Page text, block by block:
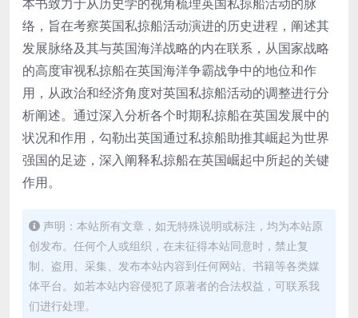
络，旨在考察英国私掠船活动演进的历史进程，阐述其
发展脉络及其与英国海洋战略的内在联系，从国家战略
的高度审视私掠船在英国海洋争霸战争中的地位和作
用，从政治和经济角度对英国私掠船活动的调整进行分
析阐述。通过深入分析各个时期私掠船在英国发展中的
状况和作用，勾勒出英国通过私掠船助推其崛起为世界
强国的足迹，深入阐释私掠船在英国崛起中所起的关键
作用。
声明：本站所有文章，如无特殊说明或标注，均为本站原
创发布。任何个人或组织，在未征得本站同意时，禁止复
制、盗用、采集、发布本站内容到任何网站、书籍等各类媒
体平台。如若本站内容侵犯了原著者的合法权益，可联系我
们进行处理。